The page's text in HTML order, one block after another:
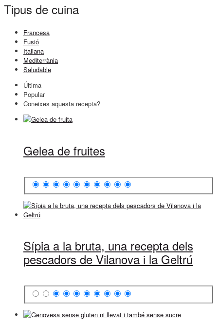
Tipus de cuina
Francesa
Fusió
Italiana
Mediterrània
Saludable
Última
Popular
Coneixes aquesta recepta?
Gelea de fruites
Sípia a la bruta, una recepta dels
pescadors de Vilanova i la Geltrú